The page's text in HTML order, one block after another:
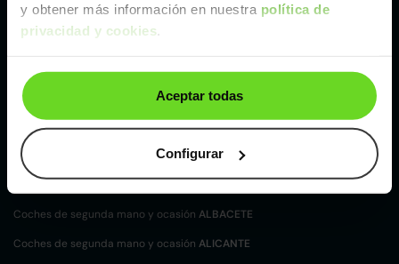
y obtener más información en nuestra política de
privacidad y cookies.
Aceptar todas
Configurar
Zaragoza
Ver Ford Fiesta de segunda mano y ocasión
Ford Fiesta de segunda mano y ocasión
Coches de segunda mano y ocasión por
localización
Coches de segunda mano y ocasión ALBACETE
Coches de segunda mano y ocasión ALICANTE